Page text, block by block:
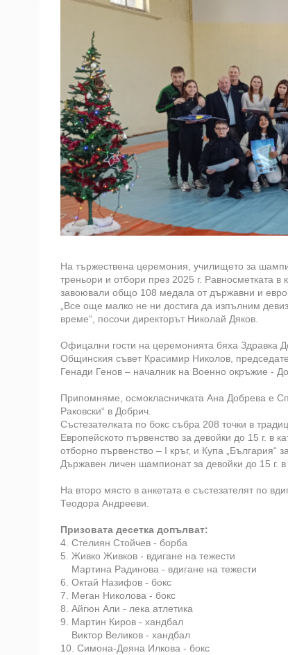
На тържествена церемония, училището за
треньори и отбори през 2025 г. Равносметката
завоювали общо 108 медала от държавни и
„Все още малко не ни достига да изпълним
време“, посочи директорът Николай Дяков.
Офицални гости на церемонията бяха Здравка
Общинския съвет Красимир Николов,
Генади Генов – началник на Военно окръжие -
Припомняме, осмокласничката Ана Добрева е
Раковски“ в Добрич.
Състезателката по бокс събра 208 точки в
Европейското първенство за девойки до 15 г. в
отборно първенство – I кръг, и Купа „България“
Държавен личен шампионат за девойки до 15 г.
На второ място в анкетата е състезателят по
Теодора Андрееви.
Призовата десетка допълват:
4. Стелиян Стойчев - борба
5. Живко Живков - вдигане на тежести
Мартина Радинова - вдигане на тежести
6. Октай Назифов - бокс
7. Меган Николова - бокс
8. Айгюн Али - лека атлетика
9. Мартин Киров - хандбал
Виктор Великов - хандбал
10. Симона-Деяна Илкова - бокс